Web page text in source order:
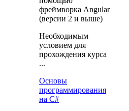
фреймворка Angular
(версии 2 и выше)
Необходимым
условием для
прохождения курса
...
Основы
программирования
на C#